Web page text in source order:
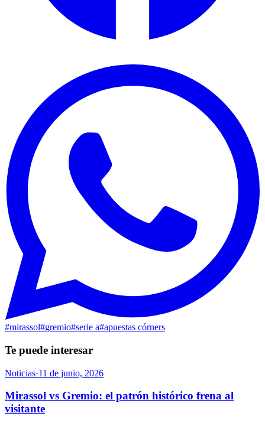
#mirassol#gremio#serie a#apuestas córners
Te puede interesar
Noticias·11 de junio, 2026
Mirassol vs Gremio: el patrón histórico frena al
visitante